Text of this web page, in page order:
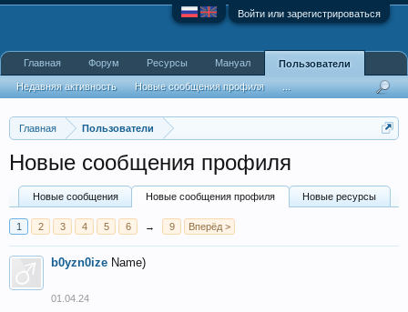
Войти или зарегистрироваться
Главная Пользователи
Новые сообщения профиля
Новые сообщения Новые сообщения профиля Новые ресурсы
1 2 3 4 5 6 → 9 Вперёд >
b0yzn0ize Name)
01.04.24
Главная Форум Ресурсы Мануал Пользователи
Недавняя активность Новые сообщения профиля